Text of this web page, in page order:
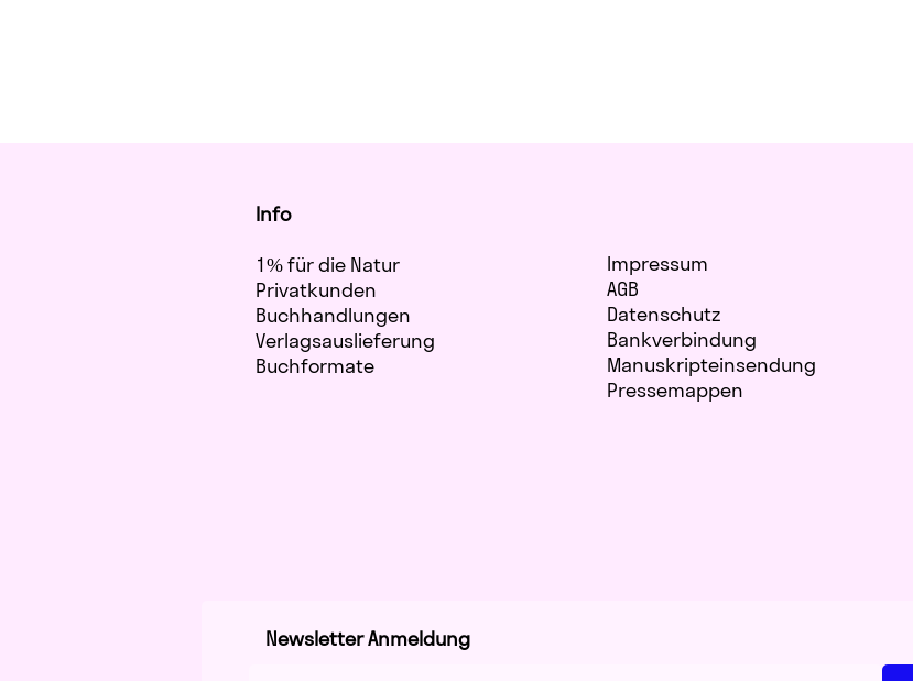
Info
1% für die Natur
Privatkunden
Buchhandlungen
Verlagsauslieferung
Buchformate
Impressum
AGB
Datenschutz
Bankverbindung
Manuskripteinsendung
​Pressemappen
Newsletter Anmeldung